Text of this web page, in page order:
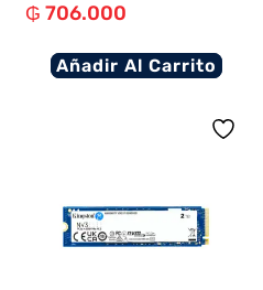
₲ 706.000
Añadir Al Carrito